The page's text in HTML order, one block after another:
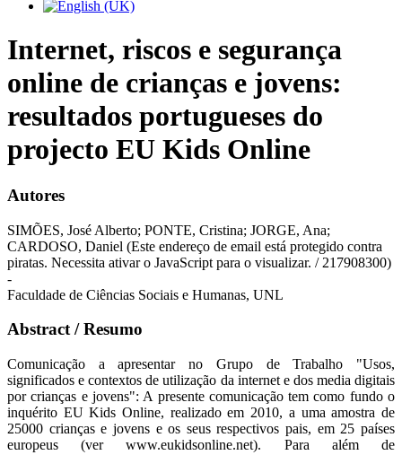
Internet, riscos e segurança
online de crianças e jovens:
resultados portugueses do
projecto EU Kids Online
Autores
SIMÕES, José Alberto; PONTE, Cristina; JORGE, Ana;
CARDOSO, Daniel (Este endereço de email está protegido contra
piratas. Necessita ativar o JavaScript para o visualizar. / 217908300)
-
Faculdade de Ciências Sociais e Humanas, UNL
Abstract / Resumo
Comunicação a apresentar no Grupo de Trabalho "Usos,
significados e contextos de utilização da internet e dos media digitais
por crianças e jovens": A presente comunicação tem como fundo o
inquérito EU Kids Online, realizado em 2010, a uma amostra de
25000 crianças e jovens e os seus respectivos pais, em 25 países
europeus (ver www.eukidsonline.net). Para além de